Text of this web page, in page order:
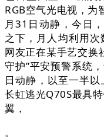
RGB空气光电视，
月31日动静，今日
之下，月人均利用
网友正在某手艺交换
守护”平安预警系统
日动静，以至一半
长虹逃光Q70S最具
翼，
。